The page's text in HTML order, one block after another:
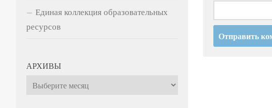
Единая коллекция образовательных
ресурсов
АРХИВЫ
Архивы